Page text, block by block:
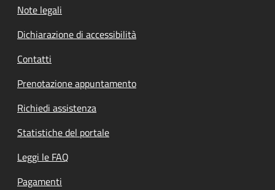
Note legali
Dichiarazione di accessibilità
Contatti
Prenotazione appuntamento
Richiedi assistenza
Statistiche del portale
Leggi le FAQ
Pagamenti